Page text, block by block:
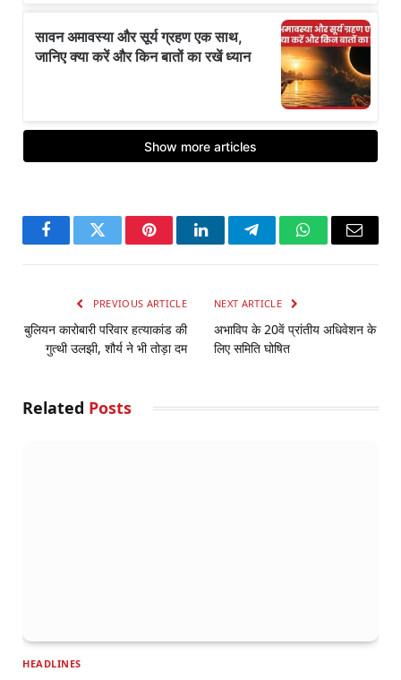
FacebookTwitter PinterestLinkedInTelegramWhatsApp
Email
PREVIOUS ARTICLE
बुलियन कारोबारी परिवार हत्याकांड की
गुत्थी उलझी, शौर्य ने भी तोड़ा दम
NEXT ARTICLE
अभाविप के 20वें प्रांतीय अधिवेशन के
लिए समिति घोषित
Related Posts
HEADLINES